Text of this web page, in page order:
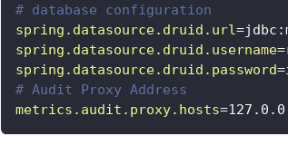
# database configuration
spring.datasource.druid.url=
spring.datasource.druid.username=
spring.datasource.druid.password=
# Audit Proxy Address
metrics.audit.proxy.hosts=